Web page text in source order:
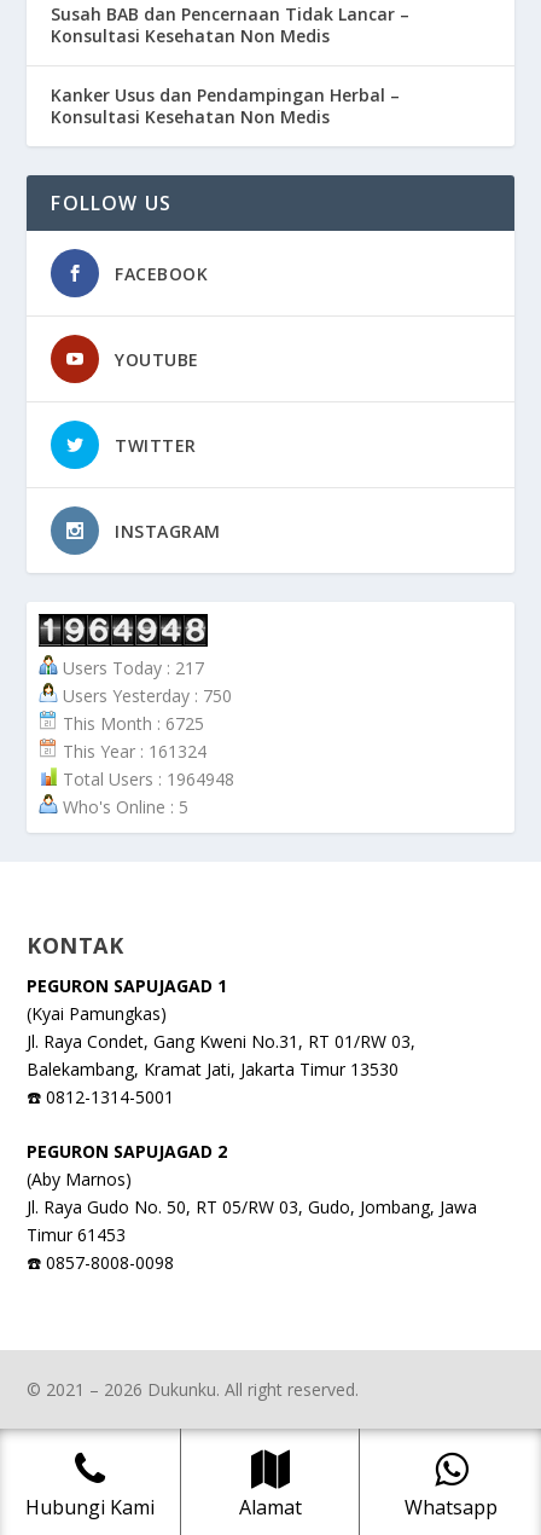
Susah BAB dan Pencernaan Tidak Lancar –
Konsultasi Kesehatan Non Medis
Kanker Usus dan Pendampingan Herbal –
Konsultasi Kesehatan Non Medis
FOLLOW US
FACEBOOK
YOUTUBE
TWITTER
INSTAGRAM
Users Today : 217
Users Yesterday : 750
This Month : 6725
This Year : 161324
Total Users : 1964948
Who's Online : 5
KONTAK
PEGURON SAPUJAGAD 1
(Kyai Pamungkas)
Jl. Raya Condet, Gang Kweni No.31, RT 01/RW 03,
Balekambang, Kramat Jati, Jakarta Timur 13530
☎️ 0812-1314-5001
PEGURON SAPUJAGAD 2
(Aby Marnos)
Jl. Raya Gudo No. 50, RT 05/RW 03, Gudo, Jombang, Jawa
Timur 61453
☎️ 0857-8008-0098
© 2021 – 2026 Dukunku. All right reserved.
Hubungi Kami Alamat Whatsapp